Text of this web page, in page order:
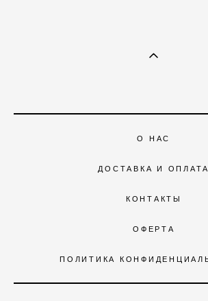
О НАС
ДОСТАВКА И ОПЛАТА
КОНТАКТЫ
ОФЕРТА
ПОЛИТИКА